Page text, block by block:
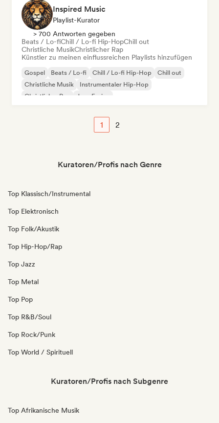
Inspired Music
Playlist-Kurator
> 700 Antworten gegeben
Beats / Lo-fiChill / Lo-fi Hip-HopChill out
Christliche MusikChristlicher Rap
Künstler zu meinen einflussreichen Playlists hinzufügen
Gospel Beats / Lo-fi Chill / Lo-fi Hip-Hop
Chill out
Christliche Musik
Instrumentaler Hip-Hop
Christlicher Rap
Jazz-Fusion
1 2
Kuratoren/Profis nach Genre
Top Klassisch/Instrumental
Top Elektronisch
Top Folk/Akustik
Top Hip-Hop/Rap
Top Jazz
Top Metal
Top Pop
Top R&B/Soul
Top Rock/Punk
Top World / Spirituell
Kuratoren/Profis nach Subgenre
Top Afrikanische Musik